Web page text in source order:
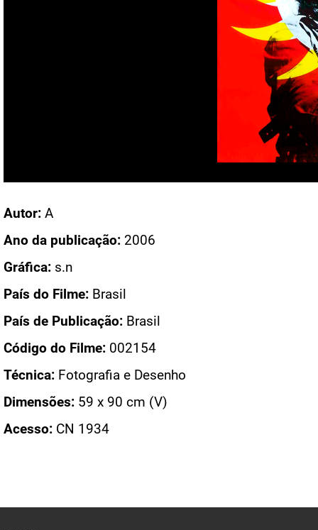
Autor: A
Ano da publicação: 2006
Gráfica: s.n
País do Filme: Brasil
País de Publicação: Brasil
Código do Filme: 002154
Técnica: Fotografia e Desenho
Dimensões: 59 x 90 cm (V)
Acesso: CN 1934